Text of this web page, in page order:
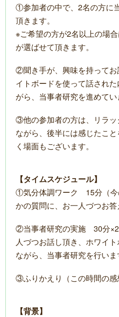
①参加者の中で、2名の方に
頂きます。
※ご希望の方が2名以上の場
が選ばせて頂きます。
②聞き手が、興味を持ってお
イトボードを使って話され
がら、当事者研究を進めてい
③他の参加者の方は、リラッ
ながら、後半には感じたこ
く場面もございます。
【タイムスケジュール】
①気分体調ワーク 15分（今
かの質問に、お一人づつお答
②当事者研究の実施 30分×2
人づつお話し頂き、ホワイ
ながら、当事者研究を行い
③ふりかえり（この時間の感
【背景】